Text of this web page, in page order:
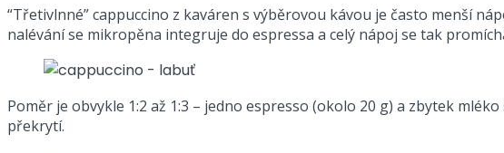
“Třetivlnné” cappuccino z kaváren s výběrovou kávou je často menší
nalévání se mikropěna integruje do espressa a celý nápoj se tak
Poměr je obvykle 1:2 až 1:3 – jedno espresso (okolo 20 g) a zbytek
překrytí.